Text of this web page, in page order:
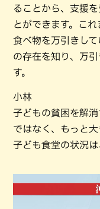
ることから、支援
とができます。こ
食べ物を万引きして
の存在を知り、万
す。
小林
子どもの貧困を解
ではなく、もっと
子ども食堂の状況